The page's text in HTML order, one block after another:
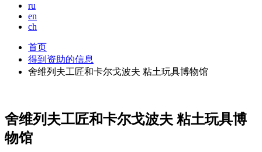
ru
en
ch
首页
得到资助的信息
舍维列夫工匠和卡尔戈波夫 粘土玩具博物馆
舍维列夫工匠和卡尔戈波夫 粘土玩具博
物馆